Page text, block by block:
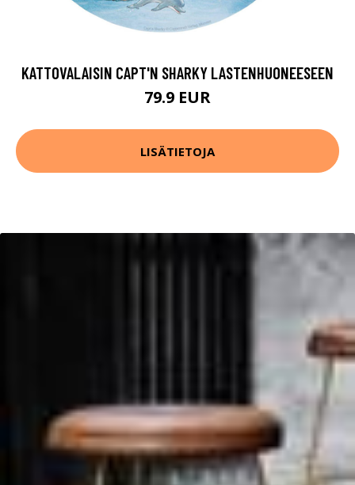
KATTOVALAISIN CAPT'N SHARKY LASTENHUONEESEEN
79.9 EUR
LISÄTIETOJA